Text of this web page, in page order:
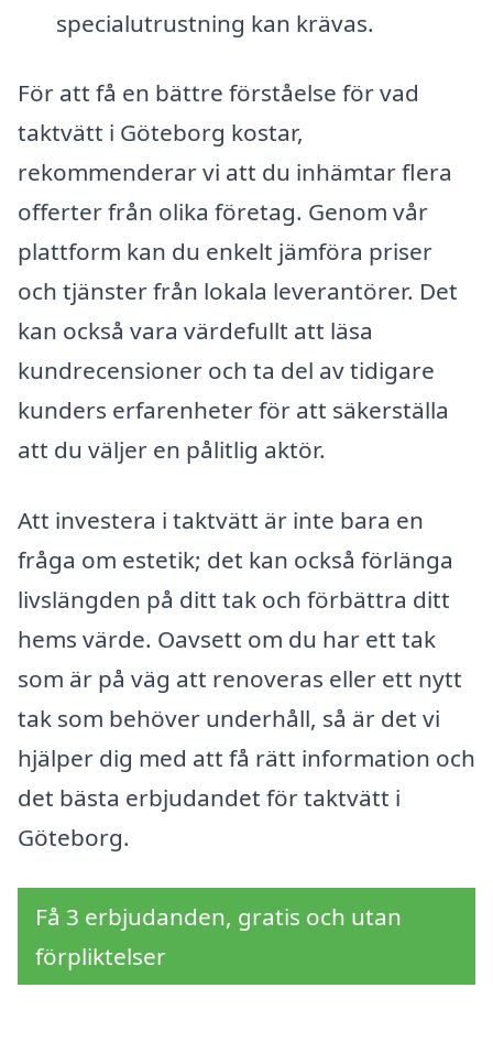
specialutrustning kan krävas.
För att få en bättre förståelse för vad
taktvätt i Göteborg kostar,
rekommenderar vi att du inhämtar flera
offerter från olika företag. Genom vår
plattform kan du enkelt jämföra priser
och tjänster från lokala leverantörer. Det
kan också vara värdefullt att läsa
kundrecensioner och ta del av tidigare
kunders erfarenheter för att säkerställa
att du väljer en pålitlig aktör.
Att investera i taktvätt är inte bara en
fråga om estetik; det kan också förlänga
livslängden på ditt tak och förbättra ditt
hems värde. Oavsett om du har ett tak
som är på väg att renoveras eller ett nytt
tak som behöver underhåll, så är det vi
hjälper dig med att få rätt information och
det bästa erbjudandet för taktvätt i
Göteborg.
Få 3 erbjudanden, gratis och utan
förpliktelser